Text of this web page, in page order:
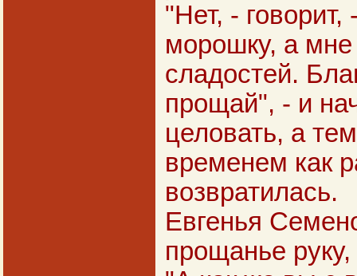
"Нет, -
морошку, а
сладостей.
прощай", - и
целовать, а тем
временем как
возвратилась.
Евгенья
прощанье